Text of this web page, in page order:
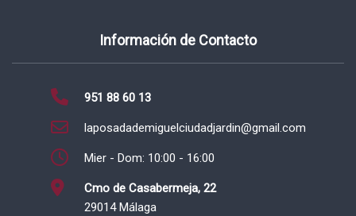
Información de Contacto
951 88 60 13
laposadademiguelciudadjardin@gmail.com
Mier - Dom: 10:00 - 16:00
Cmo de Casabermeja, 22
29014 Málaga